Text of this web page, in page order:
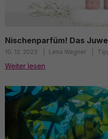
Nischenparfüm! Das
10. 12. 2023 Lena Wagner
Weiter lesen